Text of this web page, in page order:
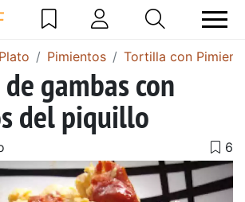
Plato Pimientos Tortilla con
gambas con
del piquillo